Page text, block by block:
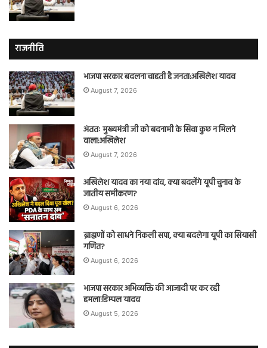
राजनीति
भाजपा सरकार बदलना चाहती है जनता:अखिलेश यादव
August 7, 2026
अंततः मुख्यमंत्री जी को बदनामी के सिवा कुछ न मिलने
वाला:अखिलेश
August 7, 2026
अखिलेश यादव का नया दांव, क्या बदलेंगे यूपी चुनाव के
जातीय समीकरण?
August 6, 2026
ब्राह्मणों को साधने निकली सपा, क्या बदलेगा यूपी का सियासी
गणित?
August 6, 2026
भाजपा सरकार अभिव्यक्ति की आजादी पर कर रही
हमला:डिम्पल यादव
August 5, 2026